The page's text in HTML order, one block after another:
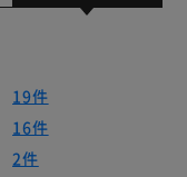
19件
16件
2件